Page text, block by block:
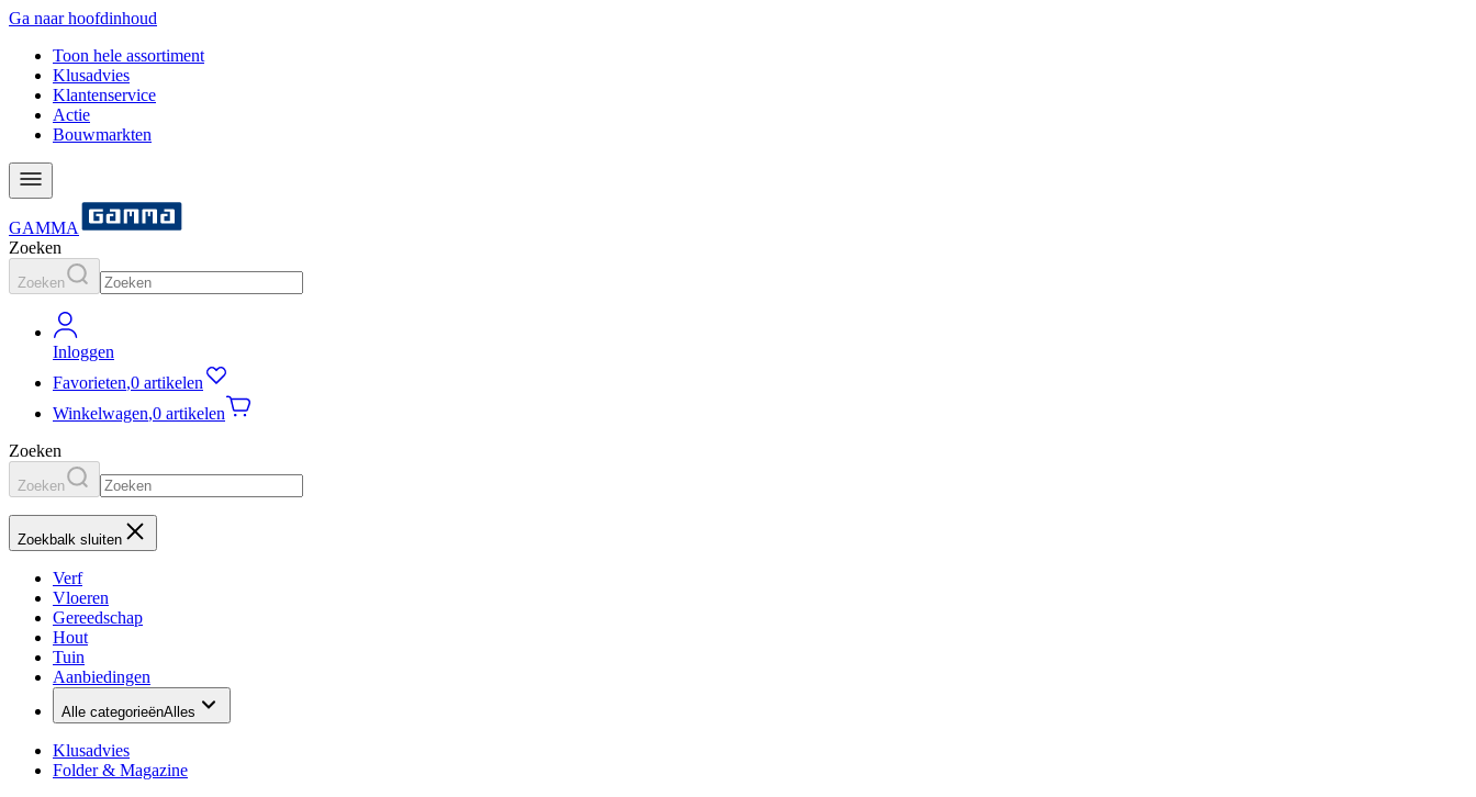
Ga naar hoofdinhoud
Toon hele assortiment
Klusadvies
Klantenservice
Actie
Bouwmarkten
GAMMA
Zoeken
Zoeken
Inloggen
Favorieten,0 artikelen
Winkelwagen,0 artikelen
Zoeken
Zoeken
Zoekbalk sluiten
Verf
Vloeren
Gereedschap
Hout
Tuin
Aanbiedingen
Alle categorieënAlles
Klusadvies
Folder & Magazine